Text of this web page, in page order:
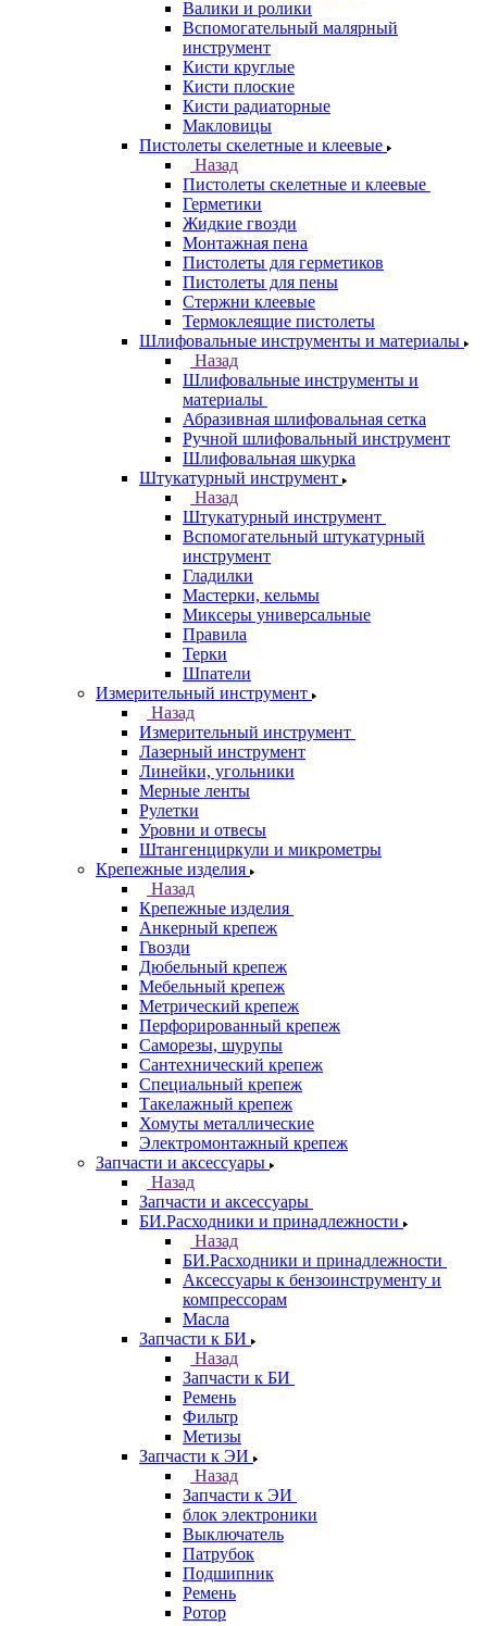
Валики и ролики
Вспомогательный малярный
инструмент
Кисти круглые
Кисти плоские
Кисти радиаторные
Макловицы
Пистолеты скелетные и клеевые
Назад
Пистолеты скелетные и клеевые
Герметики
Жидкие гвозди
Монтажная пена
Пистолеты для герметиков
Пистолеты для пены
Стержни клеевые
Термоклеящие пистолеты
Шлифовальные инструменты и материалы
Назад
Шлифовальные инструменты и
материалы
Абразивная шлифовальная сетка
Ручной шлифовальный инструмент
Шлифовальная шкурка
Штукатурный инструмент
Назад
Штукатурный инструмент
Вспомогательный штукатурный
инструмент
Гладилки
Мастерки, кельмы
Миксеры универсальные
Правила
Терки
Шпатели
Измерительный инструмент
Назад
Измерительный инструмент
Лазерный инструмент
Линейки, угольники
Мерные ленты
Рулетки
Уровни и отвесы
Штангенциркули и микрометры
Крепежные изделия
Назад
Крепежные изделия
Анкерный крепеж
Гвозди
Дюбельный крепеж
Мебельный крепеж
Метрический крепеж
Перфорированный крепеж
Саморезы, шурупы
Сантехнический крепеж
Специальный крепеж
Такелажный крепеж
Хомуты металлические
Электромонтажный крепеж
Запчасти и аксессуары
Назад
Запчасти и аксессуары
БИ.Расходники и принадлежности
Назад
БИ.Расходники и принадлежности
Аксессуары к бензоинструменту и
компрессорам
Масла
Запчасти к БИ
Назад
Запчасти к БИ
Ремень
Фильтр
Метизы
Запчасти к ЭИ
Назад
Запчасти к ЭИ
блок электроники
Выключатель
Патрубок
Подшипник
Ремень
Ротор